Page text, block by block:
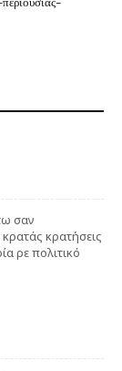
σαν
κρατήσεις
ρε πολιτικό